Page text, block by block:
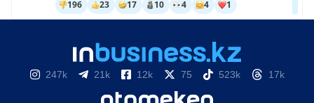
247k 21k 12k 75 523k 17k